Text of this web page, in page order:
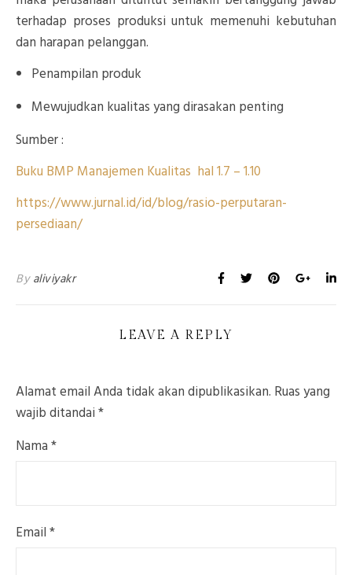
terhadap proses produksi untuk memenuhi kebutuhan
dan harapan pelanggan.
Penampilan produk
Mewujudkan kualitas yang dirasakan penting
Sumber :
Buku BMP Manajemen Kualitas hal 1.7 – 1.10
https://www.jurnal.id/id/blog/rasio-perputaran-
persediaan/
Byaliviyakr
LEAVE A REPLY
Alamat email Anda tidak akan dipublikasikan.Ruas yang
wajib ditandai*
Nama*
Email*